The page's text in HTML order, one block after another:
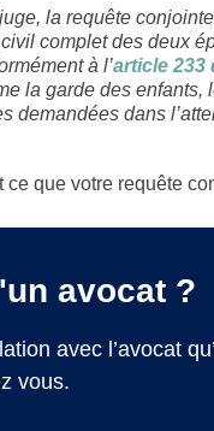
la requête
complet des deux
à l’article 233
la garde des
demandées dans
que votre requête
avocat ?
avec l’avocat
vous.